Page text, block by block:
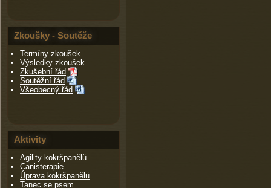
Zkoušky - Soutěže
Termíny zkoušek
Výsledky zkoušek
Zkušební řád
Soutěžní řád
Všeobecný řád
Aktivity
Agility kokršpanělů
Canisterapie
Úprava kokršpanělů
Tanec se psem